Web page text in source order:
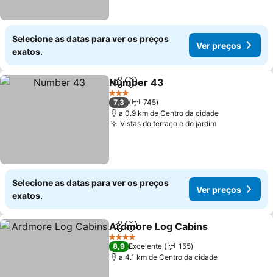
Selecione as datas para ver os preços
exatos.
Ver preços
PartilharAdicionar aos favoritos
Number 43
3 Estrelas
7,3
745
a 0.9 km de Centro da cidade
Vistas do terraço e do jardim
Selecione as datas para ver os preços
exatos.
Ver preços
PartilharAdicionar aos favoritos
Ardmore Log Cabins
4 Estrelas
8,9 Excelente
155
a 4.1 km de Centro da cidade